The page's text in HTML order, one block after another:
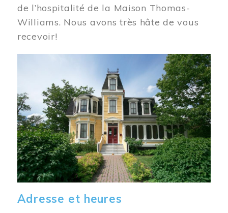
de l’hospitalité de la Maison Thomas-
Williams. Nous avons très hâte de vous
recevoir!
Adresse et heures